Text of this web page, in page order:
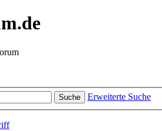
Suche Erweiterte Suche